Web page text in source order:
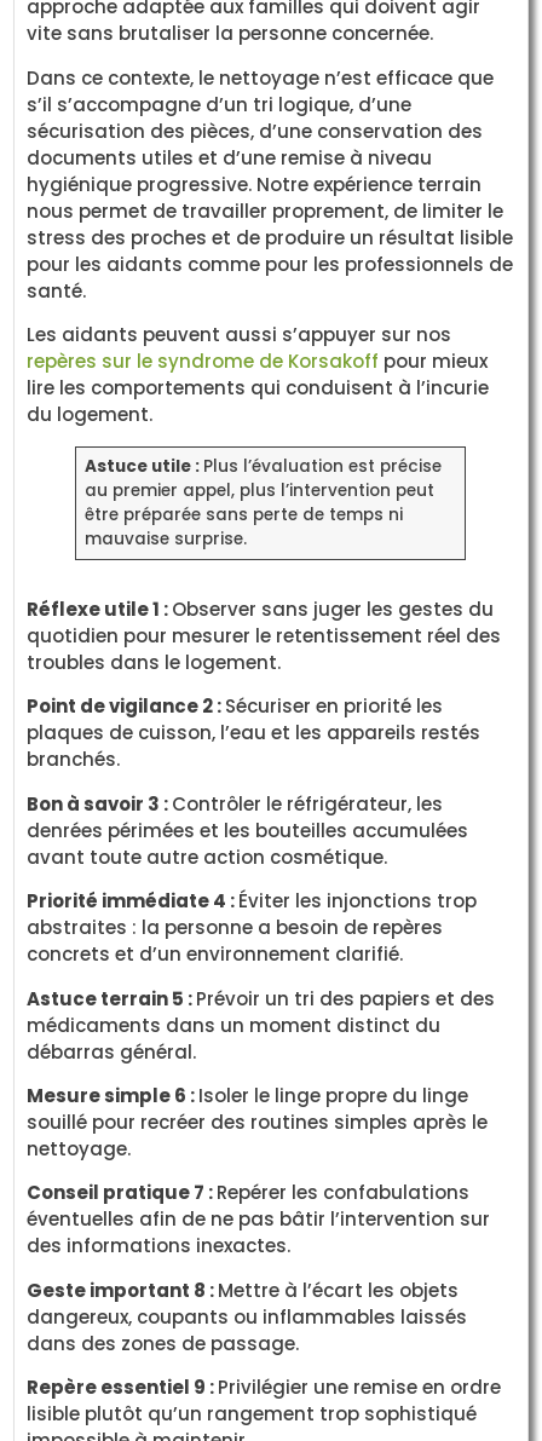
approche adaptée aux familles qui doivent agir
vite sans brutaliser la personne concernée.
Dans ce contexte, le nettoyage n’est efficace que
s’il s’accompagne d’un tri logique, d’une
sécurisation des pièces, d’une conservation des
documents utiles et d’une remise à niveau
hygiénique progressive. Notre expérience terrain
nous permet de travailler proprement, de limiter le
stress des proches et de produire un résultat lisible
pour les aidants comme pour les professionnels de
santé.
Les aidants peuvent aussi s’appuyer sur nos
repères sur le syndrome de Korsakoff pour mieux
lire les comportements qui conduisent à l’incurie
du logement.
Astuce utile : Plus l’évaluation est précise
au premier appel, plus l’intervention peut
être préparée sans perte de temps ni
mauvaise surprise.
Réflexe utile 1 :Observer sans juger les gestes du
quotidien pour mesurer le retentissement réel des
troubles dans le logement.
Point de vigilance 2 :Sécuriser en priorité les
plaques de cuisson, l’eau et les appareils restés
branchés.
Bon à savoir 3 :Contrôler le réfrigérateur, les
denrées périmées et les bouteilles accumulées
avant toute autre action cosmétique.
Priorité immédiate 4 :Éviter les injonctions trop
abstraites : la personne a besoin de repères
concrets et d’un environnement clarifié.
Astuce terrain 5 :Prévoir un tri des papiers et des
médicaments dans un moment distinct du
débarras général.
Mesure simple 6 :Isoler le linge propre du linge
souillé pour recréer des routines simples après le
nettoyage.
Conseil pratique 7 :Repérer les confabulations
éventuelles afin de ne pas bâtir l’intervention sur
des informations inexactes.
Geste important 8 :Mettre à l’écart les objets
dangereux, coupants ou inflammables laissés
dans des zones de passage.
Repère essentiel 9 :Privilégier une remise en ordre
lisible plutôt qu’un rangement trop sophistiqué